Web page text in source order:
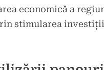
economică a
stimularea